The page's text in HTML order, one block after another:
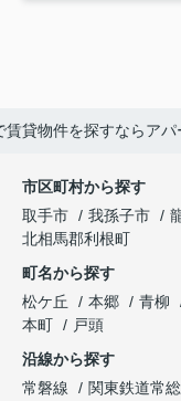
賃貸物件を探すならア
市区町村から探す
取手市
我孫子市
北相馬郡利根町
町名から探す
松ケ丘
本郷 青柳
本町
戸頭
沿線から探す
常磐線
関東鉄道常